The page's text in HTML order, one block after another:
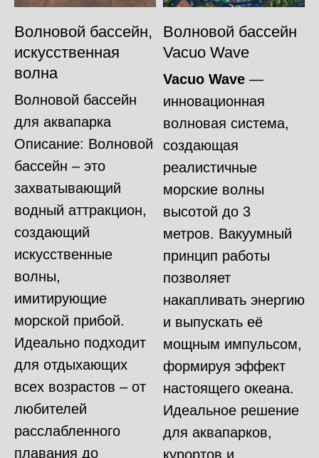
Волновой бассейн,
искусственная
волна
Волновой бассейн
для аквапарка
Описание: Волновой
бассейн – это
захватывающий
водный аттракцион,
создающий
искусственные
волны,
имитирующие
морской прибой.
Идеально подходит
для отдыхающих
всех возрастов – от
любителей
расслабленного
плавания до
Волновой бассейн
Vacuo Wave
Vacuo Wave —
инновационная
волновая система,
создающая
реалистичные
морские волны
высотой до 3
метров. Вакуумный
принцип работы
позволяет
накапливать энергию
и выпускать её
мощным импульсом,
формируя эффект
настоящего океана.
Идеальное решение
для аквапарков,
курортов и